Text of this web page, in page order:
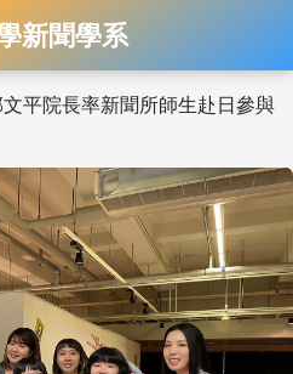
新聞學系
平院長率新聞所師生赴日參與